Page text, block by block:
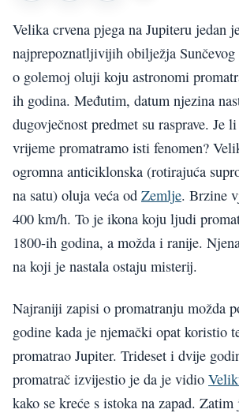
Velika crvena pjega na Jupiteru jedan
najprepoznatljivijih obilježja Sunčevog
o golemoj oluji koju astronomi
ih godina. Međutim, datum njezina
dugovječnost predmet su rasprave. Je
vrijeme promatramo isti fenomen?
ogromna anticiklonska (rotirajuća
na satu) oluja veća od Zemlje. Brzine
400 km/h. To je ikona koju ljudi
1800-ih godina, a možda i ranije.
na koji je nastala ostaju misterij.
Najraniji zapisi o promatranju možda
godine kada je njemački opat koristio
promatrao Jupiter. Trideset i dvije
promatrač izvijestio je da je vidio
kako se kreće s istoka na zapad.